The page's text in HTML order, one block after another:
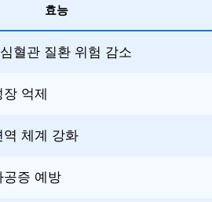
효능
혈관 질환 위험 감소
억제
역 체계 강화
공증 예방